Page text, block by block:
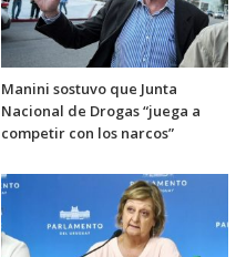
Manini sostuvo que Junta
Nacional de Drogas “juega a
competir con los narcos”